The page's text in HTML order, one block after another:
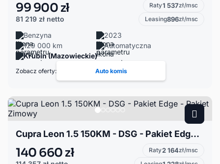
99 900 zł
81 219 zł netto
Raty1 537zł/msc
Leasing896zł/msc
Benzyna
2023
129 000 km
Automatyczna
Krubin (Mazowieckie)
Zobacz oferty: Auto komis
Cupra Leon 1.5 150KM - DSG - Pakiet Edge - Pakiet Zimowy
140 660 zł Raty2 164zł/msc